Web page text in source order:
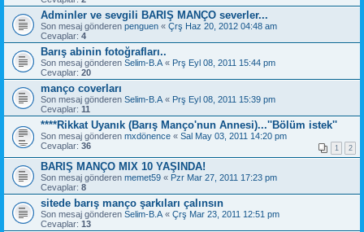
Adminler ve sevgili BARIŞ MANÇO severler...
Son mesaj gönderen penguen « Çrş Haz 20, 2012 04:48 am
Cevaplar: 4
Barış abinin fotoğrafları..
Son mesaj gönderen Selim-B.A « Prş Eyl 08, 2011 15:44 pm
Cevaplar: 20
manço coverları
Son mesaj gönderen Selim-B.A « Prş Eyl 08, 2011 15:39 pm
Cevaplar: 11
****Rikkat Uyanık (Barış Manço'nun Annesi)...''Bölüm istek''
Son mesaj gönderen mxdönence « Sal May 03, 2011 14:20 pm
Cevaplar: 36 1 2
BARIŞ MANÇO MIX 10 YAŞINDA!
Son mesaj gönderen memet59 « Pzr Mar 27, 2011 17:23 pm
Cevaplar: 8
sitede barış manço şarkıları çalınsın
Son mesaj gönderen Selim-B.A « Çrş Mar 23, 2011 12:51 pm
Cevaplar: 13